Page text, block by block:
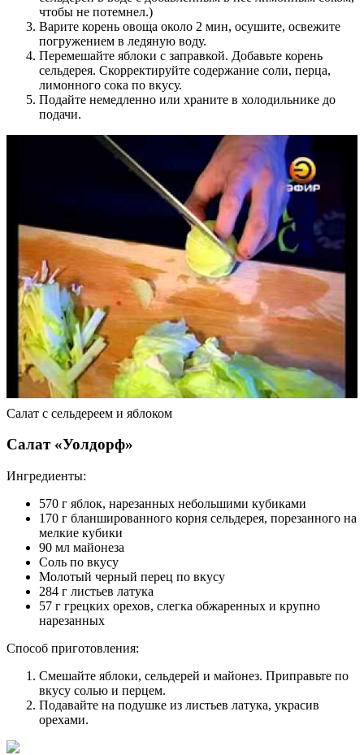
чтобы не потемнел.)
Варите корень овоща около 2 мин, осушите, освежите
погружением в ледяную воду.
Перемешайте яблоки с заправкой. Добавьте корень
сельдерея. Скорректируйте содержание соли, перца,
лимонного сока по вкусу.
Подайте немедленно или храните в холодильнике до
подачи.
Салат с сельдереем и яблоком
Салат «Уолдорф»
Ингредиенты:
570 г яблок, нарезанных небольшими кубиками
170 г бланшированного корня сельдерея, порезанного на
мелкие кубики
90 мл майонеза
Соль по вкусу
Молотый черный перец по вкусу
284 г листьев латука
57 г грецких орехов, слегка обжаренных и крупно
нарезанных
Способ приготовления:
Смешайте яблоки, сельдерей и майонез. Приправьте по
вкусу солью и перцем.
Подавайте на подушке из листьев латука, украсив
орехами.